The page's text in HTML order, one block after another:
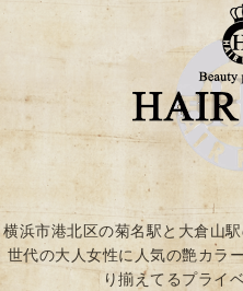
横浜市港北区の菊名駅と大倉山
世代の大人女性に人気の艶カラ
り揃えてるプライ